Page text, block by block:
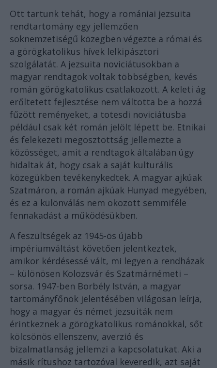
Ott tartunk tehát, hogy a romániai jezsuita
rendtartomány egy jellemzően
soknemzetiségű közegben végezte a római és
a görögkatolikus hívek lelkipásztori
szolgálatát. A jezsuita noviciátusokban a
magyar rendtagok voltak többségben, kevés
román görögkatolikus csatlakozott. A keleti ág
erőltetett fejlesztése nem váltotta be a hozzá
fűzött reményeket, a totesdi noviciátusba
például csak két román jelölt lépett be. Etnikai
és felekezeti megosztottság jellemezte a
közösséget, amit a rendtagok általában úgy
hidaltak át, hogy csak a saját kulturális
közegükben tevékenykedtek. A magyar ajkúak
Szatmáron, a román ajkúak Hunyad megyében,
és ez a különválás nem okozott semmiféle
fennakadást a működésükben.
A feszültségek az 1945-ös újabb
impériumváltást követően jelentkeztek,
amikor kérdésessé vált, mi legyen a rendházak
– különösen Kolozsvár és Szatmárnémeti –
sorsa. 1947-ben Borbély István, a magyar
tartományfőnök jelentésében világosan leírja,
hogy a magyar és német jezsuiták nem
érintkeznek a görögkatolikus románokkal, sőt
kölcsönös ellenszenv, averzió és
bizalmatlanság jellemzi a kapcsolatukat. Aki a
másik rítushoz tartozóval keveredik, azt saját